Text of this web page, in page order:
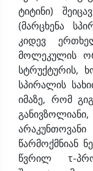
ტიტინი)
(მარცხენა
კიდევ
მოლეკულის
სტრუქტურის,
სპირალის
იმაზე, რომ
წარმოქმნიან
წვრილ τ-